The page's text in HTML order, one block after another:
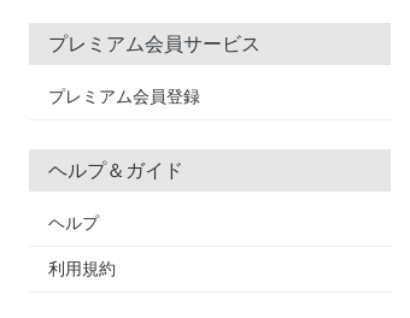
プレミアム会員サービス
プレミアム会員登録
ヘルプ＆ガイド
ヘルプ
利用規約